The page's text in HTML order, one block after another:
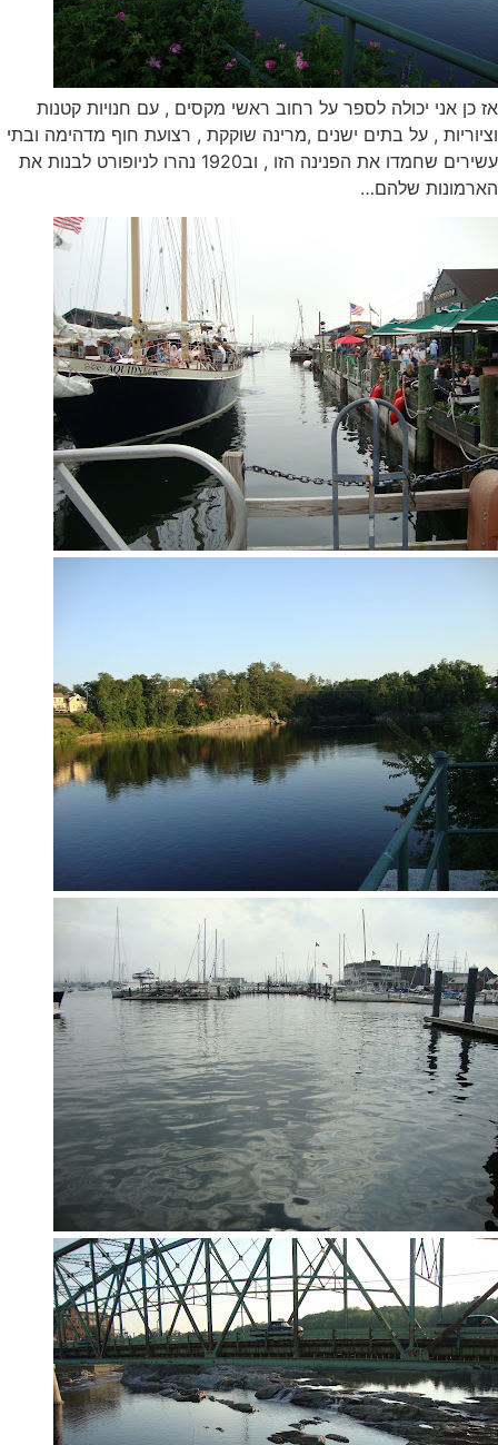
אז כן אני יכולה לספר על רחוב ראשי מקסים , עם חנויות קטנות
וציוריות , על בתים ישנים ,מרינה שוקקת , רצועת חוף מדהימה ובתי
עשירים שחמדו את הפנינה הזו , וב1920 נהרו לניופורט לבנות את
הארמונות שלהם…